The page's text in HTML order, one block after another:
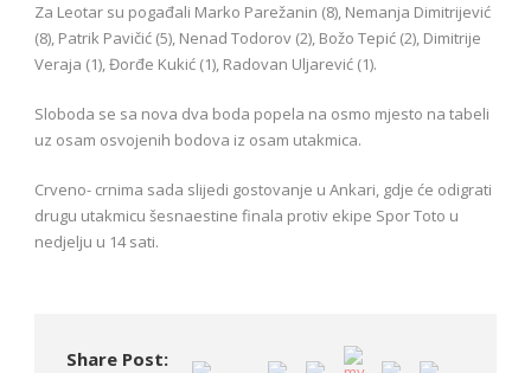
Za Leotar su pogađali Marko Parežanin (8), Nemanja Dimitrijević
(8), Patrik Pavičić (5), Nenad Todorov (2), Božo Tepić (2), Dimitrije
Veraja (1), Đorđe Kukić (1), Radovan Uljarević (1).
Sloboda se sa nova dva boda popela na osmo mjesto na tabeli
uz osam osvojenih bodova iz osam utakmica.
Crveno- crnima sada slijedi gostovanje u Ankari, gdje će odigrati
drugu utakmicu šesnaestine finala protiv ekipe Spor Toto u
nedjelju u 14 sati.
Share Post: